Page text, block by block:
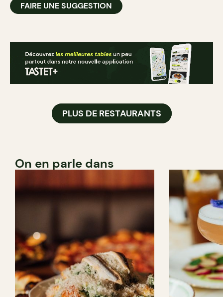
FAIRE UNE SUGGESTION
PLUS DE RESTAURANTS
On en parle dans